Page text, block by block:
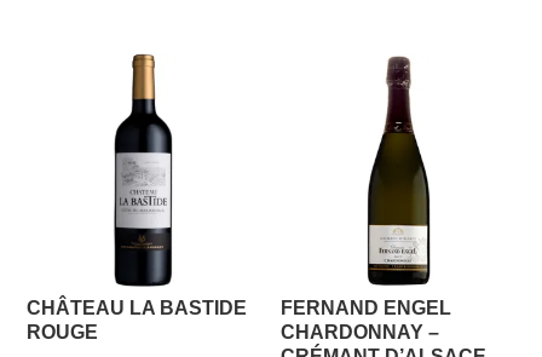
CHÂTEAU LA BASTIDE
ROUGE
FERNAND ENGEL
CHARDONNAY –